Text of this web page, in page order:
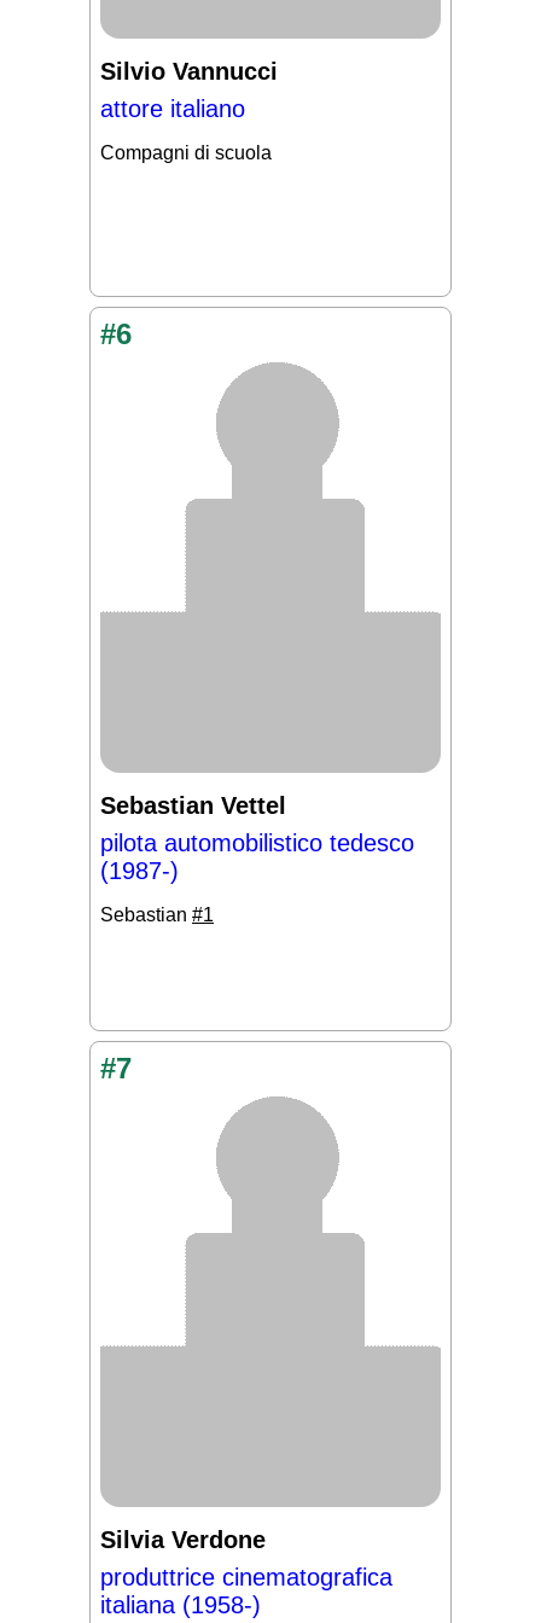
Silvio Vannucci
attore italiano
Compagni di scuola
#6
Sebastian Vettel
pilota automobilistico tedesco
(1987-)
Sebastian #1
#7
Silvia Verdone
produttrice cinematografica
italiana (1958-)